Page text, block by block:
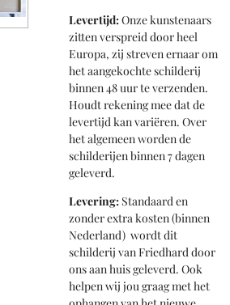
Levertijd:Onze kunstenaars
zitten verspreid door heel
Europa, zij streven ernaar om
het aangekochte schilderij
binnen 48 uur te verzenden.
Houdt rekening mee dat de
levertijd kan variëren. Over
het algemeen worden de
schilderijen binnen 7 dagen
geleverd.
Levering: Standaard en
zonder extra kosten (binnen
Nederland) wordt dit
schilderij van Friedhard door
ons aan huis geleverd. Ook
helpen wij jou graag met het